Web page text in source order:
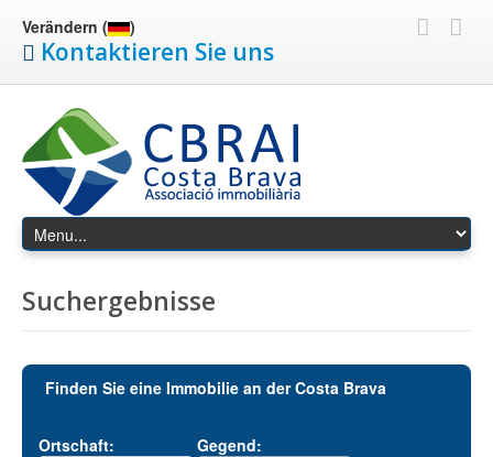
Verändern ( )
Kontaktieren Sie uns
Suchergebnisse
Finden Sie eine Immobilie an der Costa Brava
Ortschaft: Gegend: